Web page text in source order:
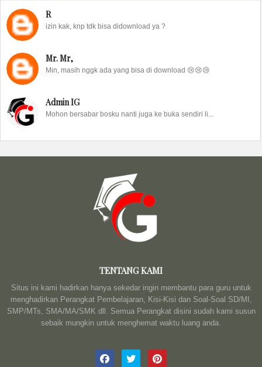
R
izin kak, knp tdk bisa didownload ya ?
Mr. Mr,
Min, masih nggk ada yang bisa di download 😢😢😢
Admin IG
Mohon bersabar bosku nanti juga ke buka sendiri li...
TENTANG KAMI
Situs ini kami hadirkan hanya sekedar ingin membantu para guru untuk
menghadirkan Perangkat Pembelajaran, Kisi-Kisi dan Soal-Soal SD/MI,
SMP/MTs, SMA/MA/SMK dll. Semua Perangkat disini sudah kami susun
sebaik mungkin untuk menghemat waktu luang anda.